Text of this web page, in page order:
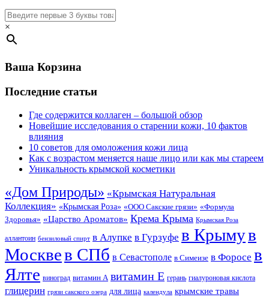
×
Ваша Корзина
Последние статьи
Где содержится коллаген – большой обзор
Новейшие исследования о старении кожи, 10 фактов
влияния
10 советов для омоложения кожи лица
Как с возрастом меняется наше лицо или как мы стареем
Уникальность крымской косметики
«Дом Природы» «Крымская Натуральная
Коллекция» «Крымская Роза» «ООО Сакские грязи» «Формула
Здоровья» «Царство Ароматов» Крема Крыма Крымская Роза
аллантоин бензиловый спирт в Алупке в Гурзуфе в Крымув
Москвев СПб в Севастополе в Симеизе в Форосе в
Ялте виноград витамин А витамин Е герань гиалуроновая кислота
глицерин грязи сакского озера для лица календула крымские травы